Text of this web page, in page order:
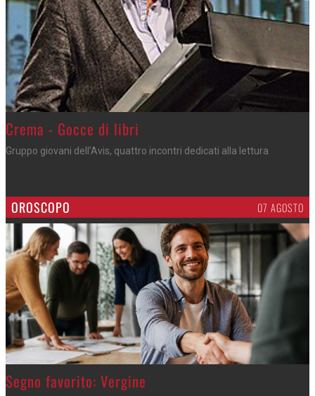
Crema - Gocce di libri
Gruppo giovani dell'Avis, quattro incontri dedicati alla lettura
OROSCOPO 07 AGOSTO
>
Segno favorito: Vergine